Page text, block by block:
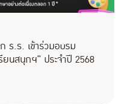
ร.ร. เข้าร่วมอบรม
ยนสนุกฯ" ประจำปี 2568